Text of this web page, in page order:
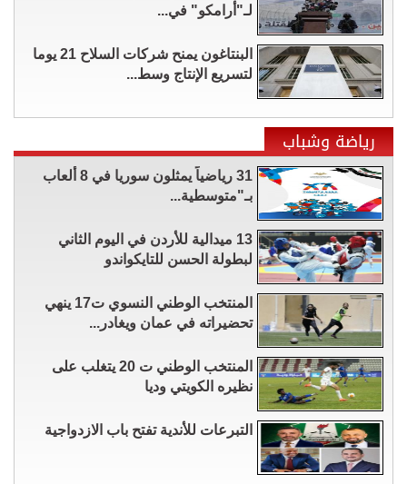
لـ"أرامكو" في...
البنتاغون يمنح شركات السلاح 21 يوما
لتسريع الإنتاج وسط...
رياضة وشباب
31 رياضياً يمثلون سوريا في 8 ألعاب
بـ"متوسطية...
13 ميدالية للأردن في اليوم الثاني
لبطولة الحسن للتايكواندو
المنتخب الوطني النسوي ت17 ينهي
تحضيراته في عمان ويغادر...
المنتخب الوطني ت 20 يتغلب على
نظيره الكويتي وديا
التبرعات للأندية تفتح باب الازدواجية